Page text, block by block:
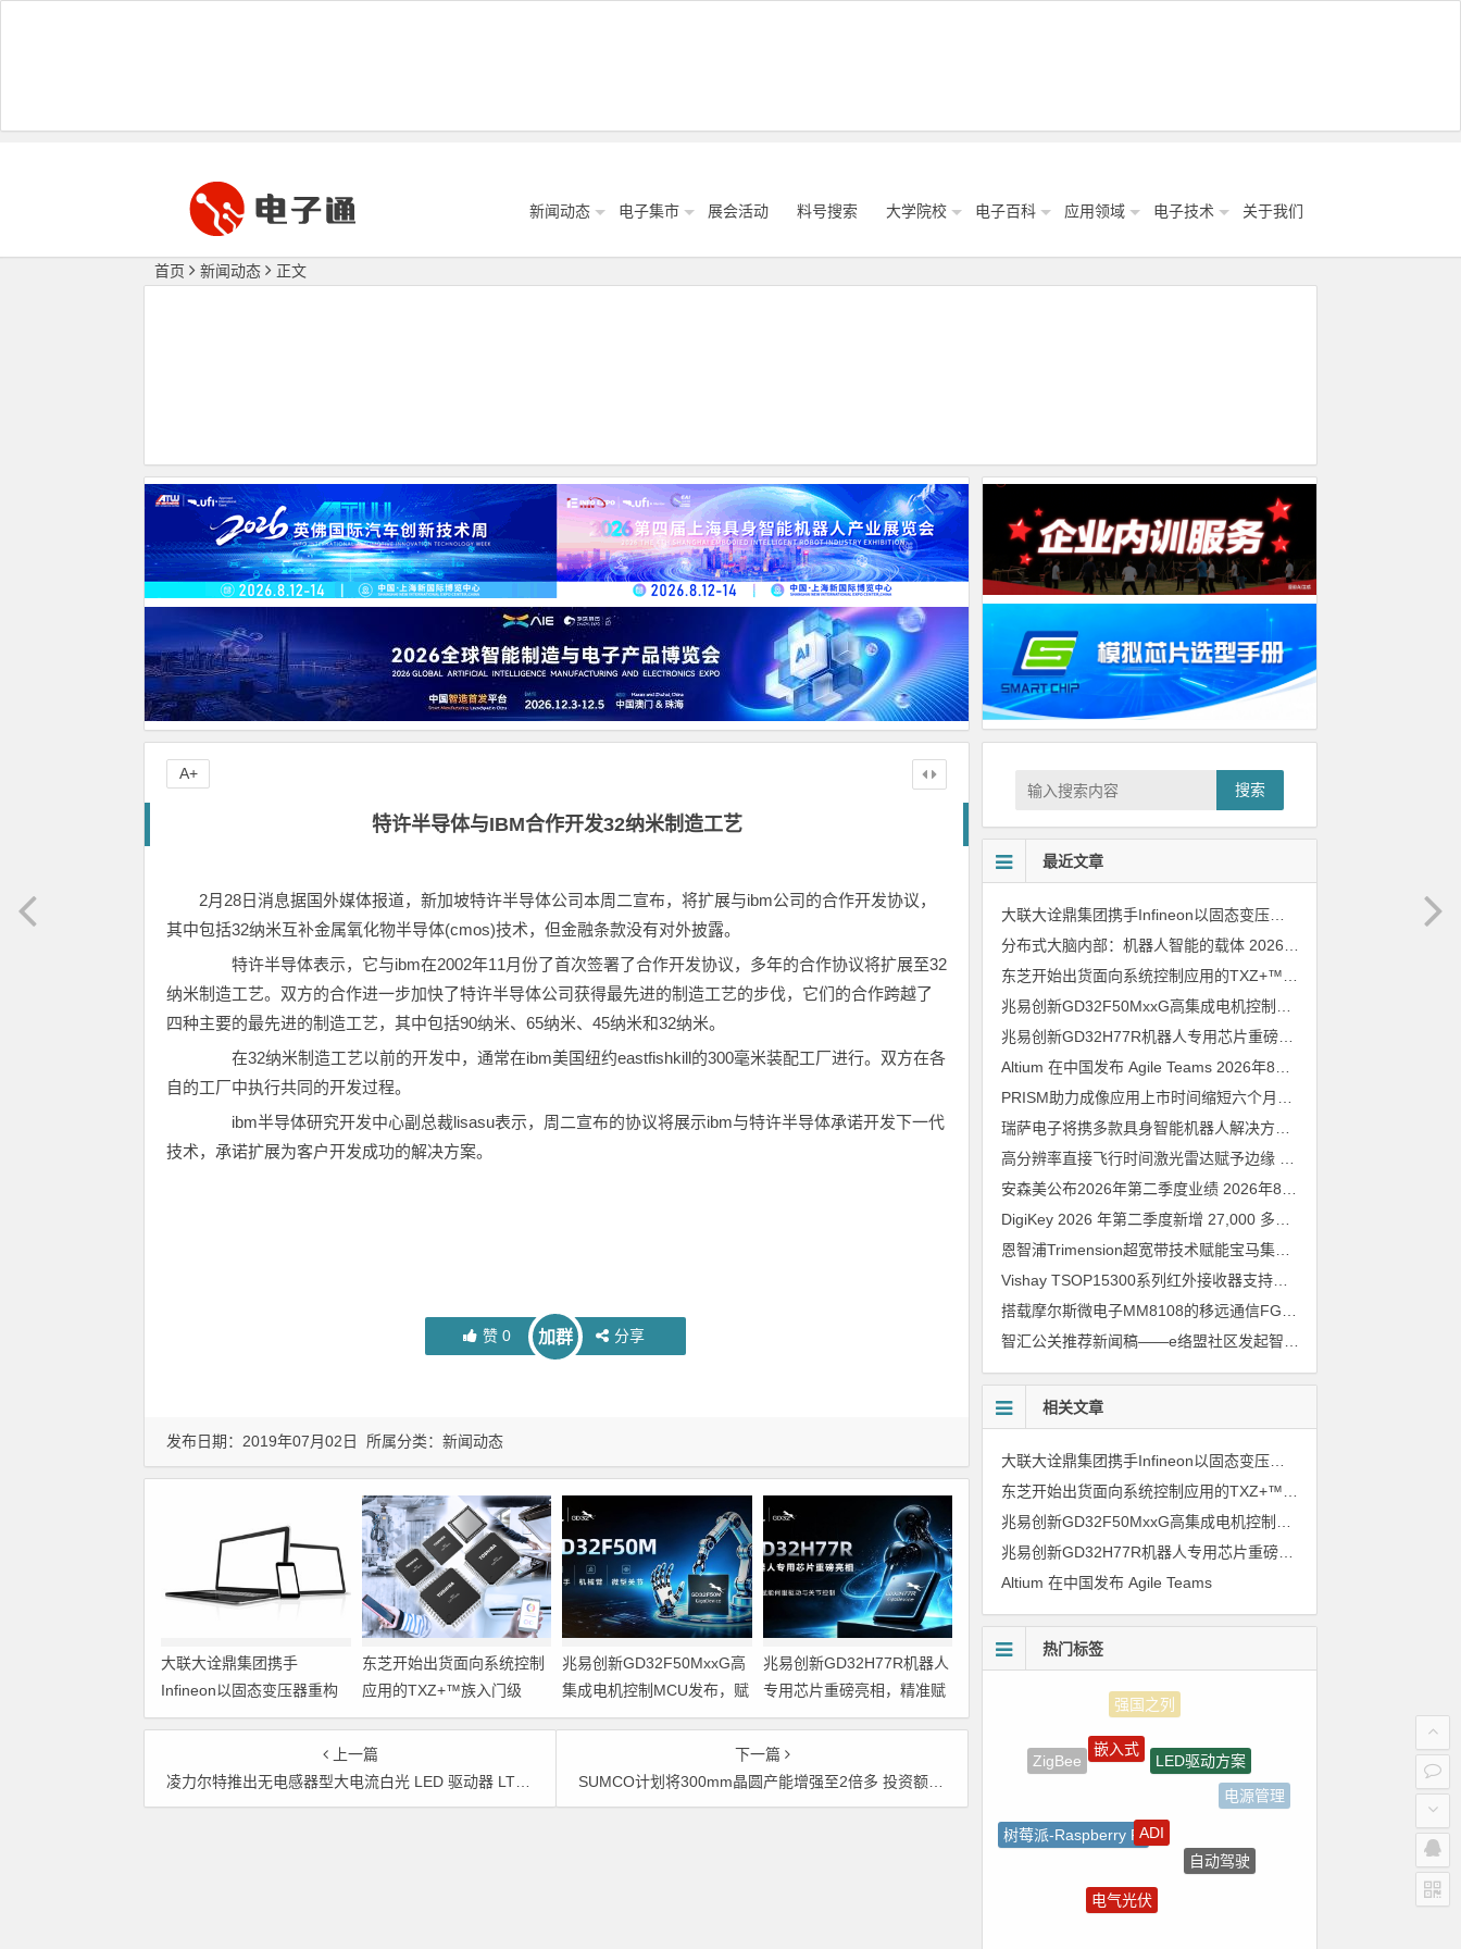
新闻动态 电子集市 展会活动 料号搜索 大学院校 电子百科 应用领域 电子技术 关于我们
首页 新闻动态 正文
特许半导体与IBM合作开发32纳米制造工艺
2月28日消息据国外媒体报道，新加坡特许半导体公司本周二宣布，将扩展与ibm公司的合作开发协议，
其中包括32纳米互补金属氧化物半导体(cmos)技术，但金融条款没有对外披露。
特许半导体表示，它与ibm在2002年11月份了首次签署了合作开发协议，多年的合作协议将扩展至32
纳米制造工艺。双方的合作进一步加快了特许半导体公司获得最先进的制造工艺的步伐，它们的合作跨越了
四种主要的最先进的制造工艺，其中包括90纳米、65纳米、45纳米和32纳米。
在32纳米制造工艺以前的开发中，通常在ibm美国纽约eastfishkill的300毫米装配工厂进行。双方在各
自的工厂中执行共同的开发过程。
ibm半导体研究开发中心副总裁lisasu表示，周二宣布的协议将展示ibm与特许半导体承诺开发下一代
技术，承诺扩展为客户开发成功的解决方案。
赞0 加群 分享
A+
发布日期：2019年07月02日 所属分类： 新闻动态
大联大诠鼎集团携手
Infineon以固态变压器重构
配电效率新标杆
东芝开始出货面向系统控制
应用的TXZ+™族入门级
M4V组（搭载Arm
Cortex‑M4内核的标准微控
制器）工程样品
兆易创新GD32F50MxxG高
集成电机控制MCU发布，赋
能人形机器人关节驱动革新
兆易创新GD32H77R机器人
专用芯片重磅亮相，精准赋
能伺服驱动与关节控制
上一篇
凌力尔特推出无电感器型大电流白光 LED 驱动器 LTC3218
下一篇
SUMCO计划将300mm晶圆产能增强至2倍多 投资额为1280亿日元
搜索
最近文章
大联大诠鼎集团携手Infineon以固态变压器重构配电效率新标杆
分布式大脑内部：机器人智能的载体 2026年8月6日
兆易创新GD32H77R机器人专用芯片重磅亮相，精准赋能伺服驱动与关节控制
Altium 在中国发布 Agile Teams 2026年8月6日
安森美公布2026年第二季度业绩 2026年8月6日
恩智浦Trimension超宽带技术赋能宝马集团Digital Key Plus及生命体存在检测功能
Vishay TSOP15300系列红外接收器支持所有主流遥控代码
相关文章
大联大诠鼎集团携手Infineon以固态变压器重构配电效率新标杆
兆易创新GD32H77R机器人专用芯片重磅亮相，精准赋能伺服驱动与关节控制
Altium 在中国发布 Agile Teams
热门标签
ZigBee
电源管理
国产半导体
电气光伏